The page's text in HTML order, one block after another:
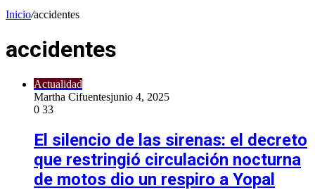
Inicio/accidentes
accidentes
Actualidad
Martha Cifuentesjunio 4, 2025
0 33
El silencio de las sirenas: el decreto
que restringió circulación nocturna
de motos dio un respiro a Yopal